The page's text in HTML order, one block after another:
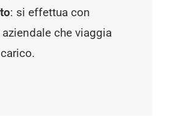
: si effettua con
che viaggia